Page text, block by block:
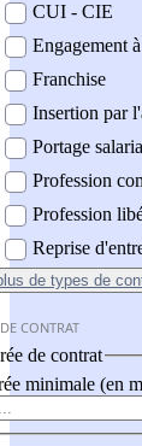
CUI - CIE
Engagement
Franchise
Insertion par
Portage
Profession
Profession
Reprise
de types de
CONTRAT
de contrat
minimale (en